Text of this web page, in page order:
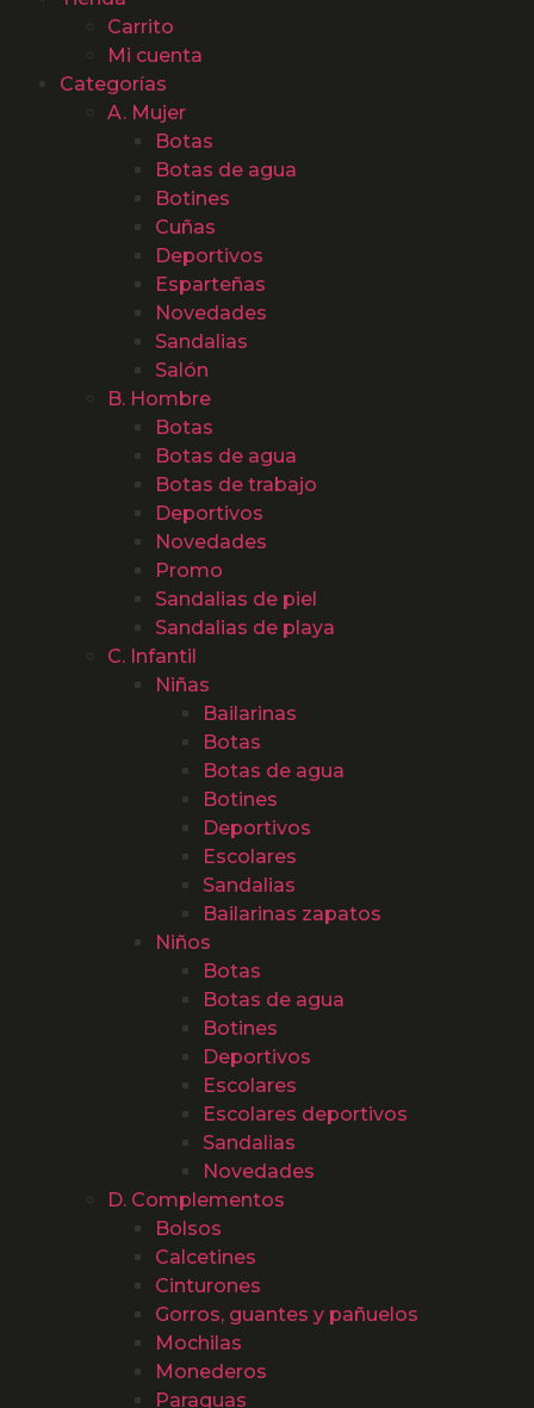
Carrito
Mi cuenta
Categorías
A. Mujer
Botas
Botas de agua
Botines
Cuñas
Deportivos
Esparteñas
Novedades
Sandalias
Salón
B. Hombre
Botas
Botas de agua
Botas de trabajo
Deportivos
Novedades
Promo
Sandalias de piel
Sandalias de playa
C. Infantil
Niñas
Bailarinas
Botas
Botas de agua
Botines
Deportivos
Escolares
Sandalias
Bailarinas zapatos
Niños
Botas
Botas de agua
Botines
Deportivos
Escolares
Escolares deportivos
Sandalias
Novedades
D. Complementos
Bolsos
Calcetines
Cinturones
Gorros, guantes y pañuelos
Mochilas
Monederos
Paraguas